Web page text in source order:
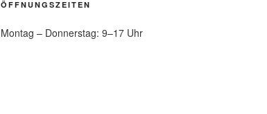
ÖFFNUNGSZEITEN
Montag – Donnerstag: 9–17 Uhr